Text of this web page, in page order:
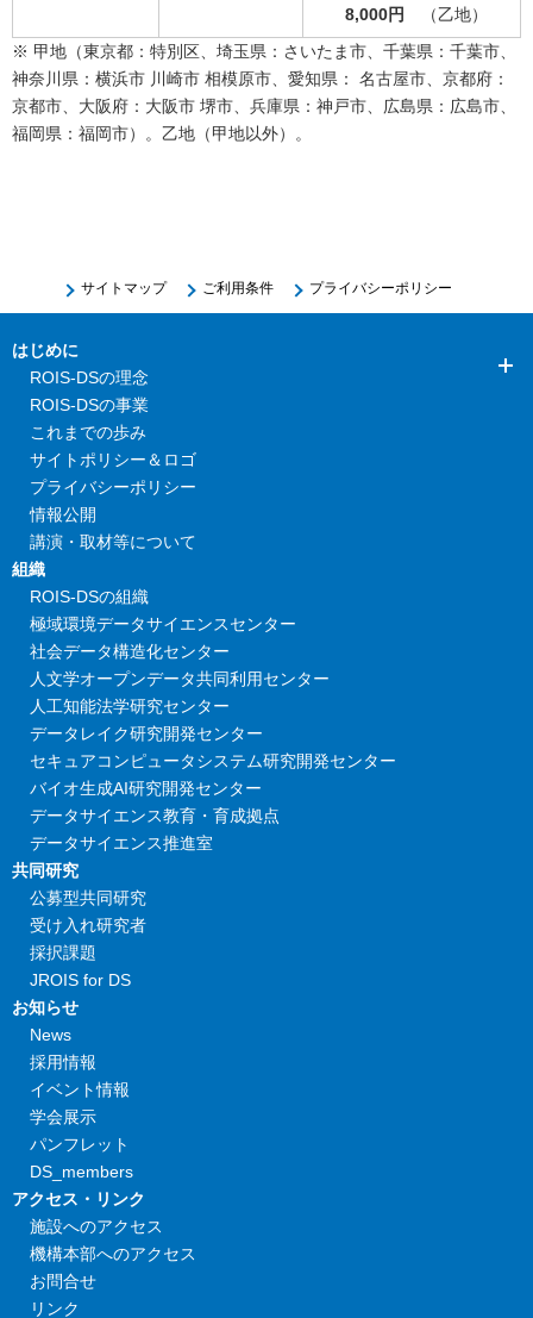
8,000円
（乙地）
※ 甲地（東京都：特別区、埼玉県：さいたま市、千葉県：千葉市、
神奈川県：横浜市 川崎市 相模原市、愛知県： 名古屋市、京都府：
京都市、大阪府：大阪市 堺市、兵庫県：神戸市、広島県：広島市、
福岡県：福岡市）。乙地（甲地以外）。
サイトマップ ご利用条件 プライバシーポリシー
はじめに
ROIS-DSの理念
ROIS-DSの事業
これまでの歩み
サイトポリシー＆ロゴ
プライバシーポリシー
情報公開
講演・取材等について
組織
ROIS-DSの組織
極域環境データサイエンスセンター
社会データ構造化センター
人文学オープンデータ共同利用センター
人工知能法学研究センター
データレイク研究開発センター
セキュアコンピュータシステム研究開発センター
バイオ生成AI研究開発センター
データサイエンス教育・育成拠点
データサイエンス推進室
共同研究
公募型共同研究
受け入れ研究者
採択課題
JROIS for DS
お知らせ
News
採用情報
イベント情報
学会展示
パンフレット
DS_members
アクセス・リンク
施設へのアクセス
機構本部へのアクセス
お問合せ
リンク